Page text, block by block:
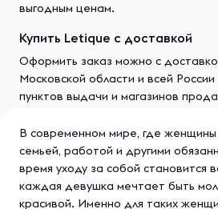
выгодным ценам.
Купить Letique с доставкой
Оформить заказ можно с
Московской области и всей
пунктов выдачи и магазинов
В современном мире, где
семьей, работой и другими
время уходу за собой становится
каждая девушка мечтает быть
красивой. Именно для таких